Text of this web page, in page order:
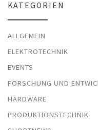
KATEGORIEN
ALLGEMEIN
ELEKTROTECHNIK
EVENTS
FORSCHUNG UND
HARDWARE
PRODUKTIONSTECHNIK